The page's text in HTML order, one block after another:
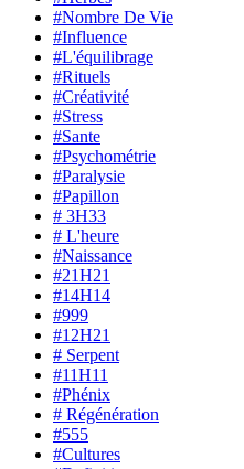
#Nombre De Vie
#Influence
#L'équilibrage
#Rituels
#Créativité
#Stress
#Sante
#Psychométrie
#Paralysie
#Papillon
# 3H33
# L'heure
#Naissance
#21H21
#14H14
#999
#12H21
# Serpent
#11H11
#Phénix
# Régénération
#555
#Cultures